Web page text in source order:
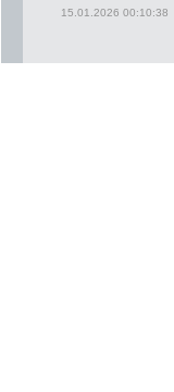
15.01.2026 00:10:38